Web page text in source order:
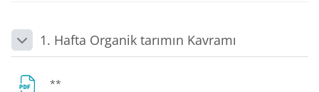
Daralt1. Hafta Organik tarımın Kavramı
**